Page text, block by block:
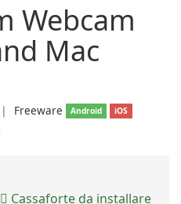
Webcam
Mac
❘ Freeware Android iOS
Cassaforte da installare